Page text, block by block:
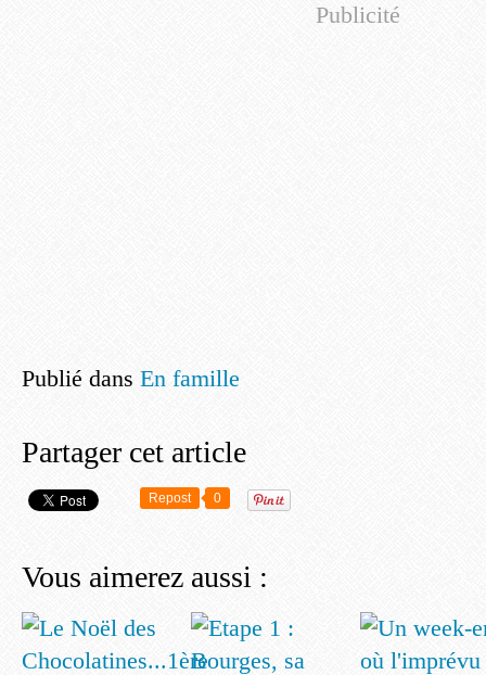
Publicité
Publié dans En famille
Partager cet article
Repost 0
Vous aimerez aussi :